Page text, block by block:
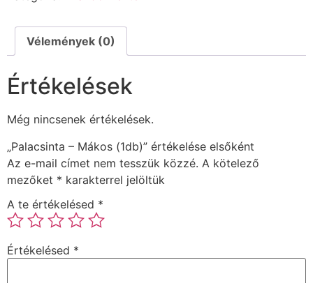
Vélemények (0)
Értékelések
Még nincsenek értékelések.
„Palacsinta – Mákos (1db)” értékelése elsőként
Az e-mail címet nem tesszük közzé. A kötelező
mezőket * karakterrel jelöltük
A te értékelésed *
Értékelésed *